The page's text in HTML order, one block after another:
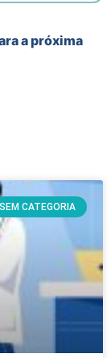
a próxima
SEM CATEGORIA